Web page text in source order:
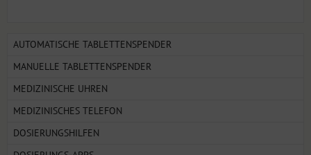
AUTOMATISCHE TABLETTENSPENDER
MANUELLE TABLETTENSPENDER
MEDIZINISCHE UHREN
MEDIZINISCHES TELEFON
DOSIERUNGSHILFEN